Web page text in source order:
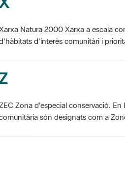
Natura 2000 Xarxa a escala
d'interès comunitàri i
Zona d'especial conservació.
són designats com a